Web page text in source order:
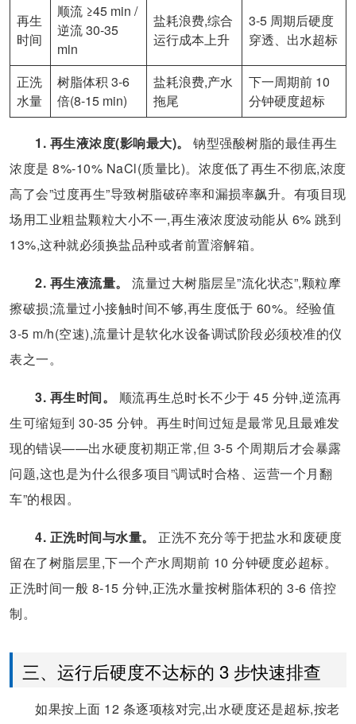
再生
时间
顺流 ≥45 min /
逆流 30-35
min
盐耗浪费,综合
运行成本上升
3-5 周期后硬度
穿透、出水超标
正洗
水量
树脂体积 3-6
倍(8-15 min)
盐耗浪费,产水
拖尾
下一周期前 10
分钟硬度超标
1. 再生液浓度(影响最大)。
钠型强酸树脂的最佳再生
浓度是 8%-10% NaCl(质量比)。浓度低了再生不彻底,浓度
高了会”过度再生”导致树脂破碎率和漏损率飙升。有项目现
场用工业粗盐颗粒大小不一,再生液浓度波动能从 6% 跳到
13%,这种就必须换盐品种或者前置溶解箱。
2. 再生液流量。
流量过大树脂层呈”流化状态”,颗粒摩
擦破损;流量过小接触时间不够,再生度低于 60%。经验值
3-5 m/h(空速),流量计是软化水设备调试阶段必须校准的仪
表之一。
3. 再生时间。
顺流再生总时长不少于 45 分钟,逆流再
生可缩短到 30-35 分钟。再生时间过短是最常见且最难发
现的错误——出水硬度初期正常,但 3-5 个周期后才会暴露
问题,这也是为什么很多项目”调试时合格、运营一个月翻
车”的根因。
4. 正洗时间与水量。
正洗不充分等于把盐水和废硬度
留在了树脂层里,下一个产水周期前 10 分钟硬度必超标。
正洗时间一般 8-15 分钟,正洗水量按树脂体积的 3-6 倍控
制。
三、运行后硬度不达标的 3 步快速排查
如果按上面 12 条逐项核对完,出水硬度还是超标,按老